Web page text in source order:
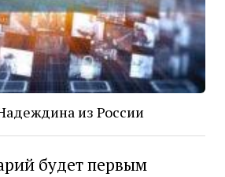
из России
будет первым